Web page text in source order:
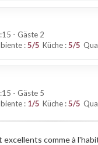
- Gäste 2
:5/5 Küche :5/5
- Gäste 5
: 1/5 Küche :5/5
comme à